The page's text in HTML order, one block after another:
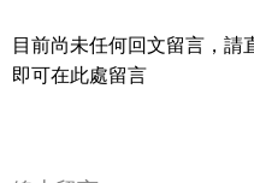
目前尚未任何回文留言，請
即可在此處留言